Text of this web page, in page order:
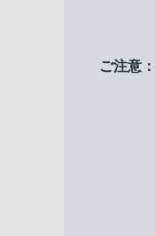
ご注意：